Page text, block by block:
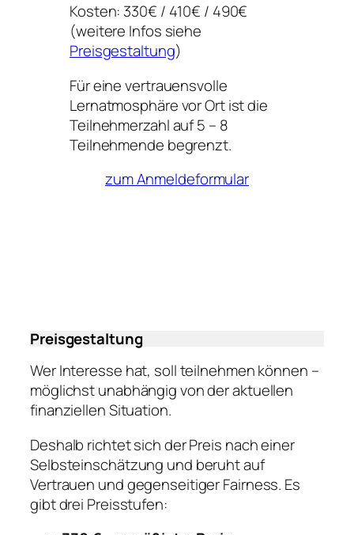
Kosten: 330€ / 410€ / 490€
(weitere Infos siehe
Preisgestaltung)
Für eine vertrauensvolle
Lernatmosphäre vor Ort ist die
Teilnehmerzahl auf 5 – 8
Teilnehmende begrenzt.
zum Anmeldeformular
Preisgestaltung
Wer Interesse hat, soll teilnehmen können –
möglichst unabhängig von der aktuellen
finanziellen Situation.
Deshalb richtet sich der Preis nach einer
Selbsteinschätzung und beruht auf
Vertrauen und gegenseitiger Fairness. Es
gibt drei Preisstufen: